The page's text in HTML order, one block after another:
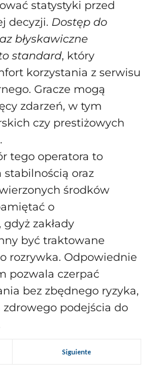
statystyki przed
decyzji. Dostęp do
błyskawiczne
standard, który
korzystania z serwisu
Gracze mogą
zdarzeń, w tym
czy prestiżowych
tego operatora to
oraz
środków
o
zakłady
być traktowane
rozrywka. Odpowiednie
pozwala czerpać
bez zbędnego ryzyka,
podejścia do
Siguiente